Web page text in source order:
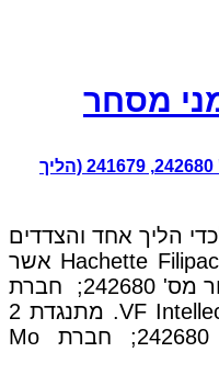
מסחר
התנגדות לרישום סימני מסחר מס' 242680, 241679 (הליך
הליך אחד והצדדים
להם הם: חברת Hachette Filipacchi Presse אשר
מתנגדת 1 לרישום סימן מסחר מס' 242680; חברת
VF Intellectual Property Services Inc. מתנגדת 2
לרישום סימן מסחר מס' 242680; חברת Mo